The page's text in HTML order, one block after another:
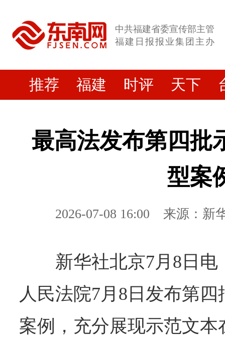
中共福建省委宣传部主管
福建日报报业集团主办
推荐 福建 时评 天下
最高法发布第四批
型案
2026-07-08 16:00 来源：新
新华社北京7月8日
人民法院7月8日发布第
案例，充分展现示范文